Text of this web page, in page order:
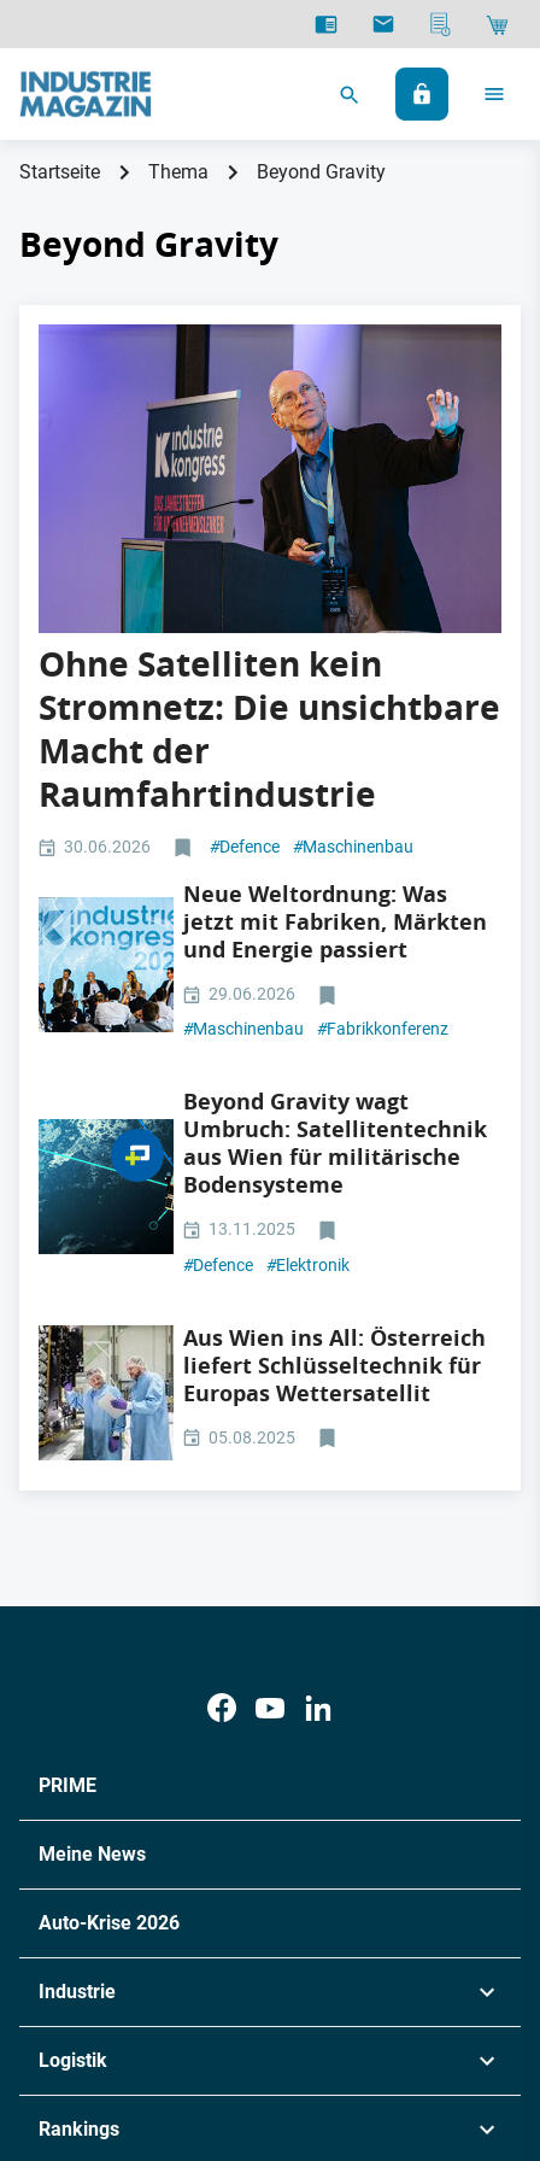
Startseite Thema Beyond Gravity
Beyond Gravity
Ohne Satelliten kein
Stromnetz: Die unsichtbare
Macht der
Raumfahrtindustrie
30.06.2026 #Defence #Maschinenbau
Neue Weltordnung: Was
jetzt mit Fabriken, Märkten
und Energie passiert
29.06.2026
#Maschinenbau #Fabrikkonferenz
Beyond Gravity wagt
Umbruch: Satellitentechnik
aus Wien für militärische
Bodensysteme
13.11.2025
#Defence #Elektronik
Aus Wien ins All: Österreich
liefert Schlüsseltechnik für
Europas Wettersatellit
05.08.2025
PRIME
Meine News
Auto-Krise 2026
Industrie
Chemie
Logistik
Rankings